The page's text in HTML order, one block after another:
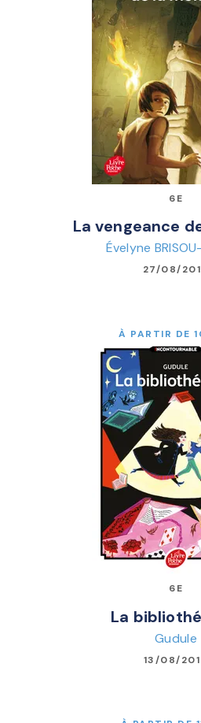
6E
La vengeance
Évelyne
27/08/
À PARTIR DE
6E
La
Gudule
13/08/